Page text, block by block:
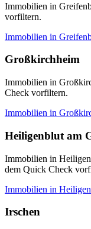
Immobilien in
vorfiltern.
Immobilien in
Großkirchheim
Immobilien in
Check vorfiltern.
Immobilien in
Heiligenblut am
Immobilien in
dem Quick Check
Immobilien in
Irschen